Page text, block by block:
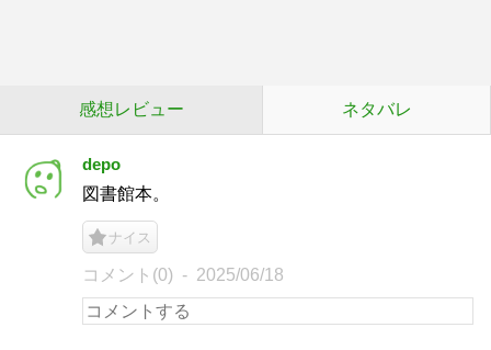
感想レビュー ネタバレ
depo
図書館本。
ナイス
コメント(0) 2025/06/18